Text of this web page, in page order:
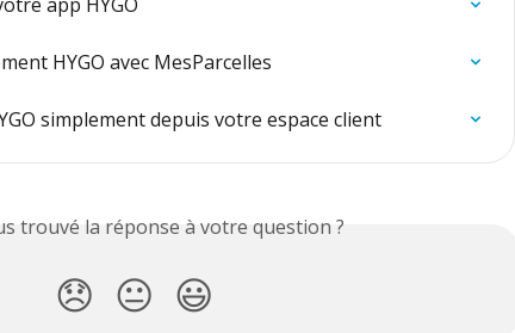
HYGO avec MesParcelles
simplement depuis votre espace client
trouvé la réponse à votre question ?
😞 😐 😃